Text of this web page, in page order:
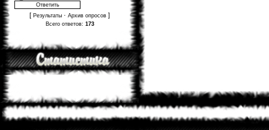
[ Результаты · Архив опросов ]
Всего ответов: 173